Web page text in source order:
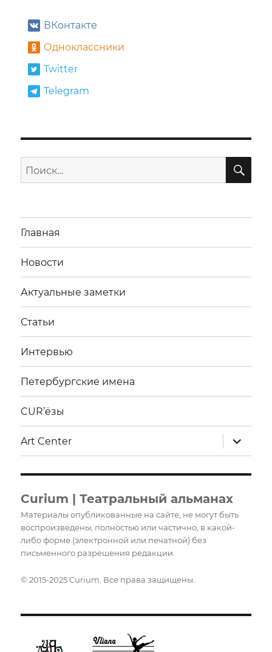
ВКонтакте
Одноклассники
Twitter
Telegram
Искать:
Главная
Новости
Актуальные заметки
Статьи
Интервью
Петербургские имена
CUR’ёзы
Art Center
меню
Curium | Театральный альманах
Материалы опубликованные на сайте, не могут быть
воспроизведены, полностью или частично, в какой-
либо форме (электронной или печатной) без
письменного разрешения редакции.
© 2015-2025 Curium. Все права защищены.